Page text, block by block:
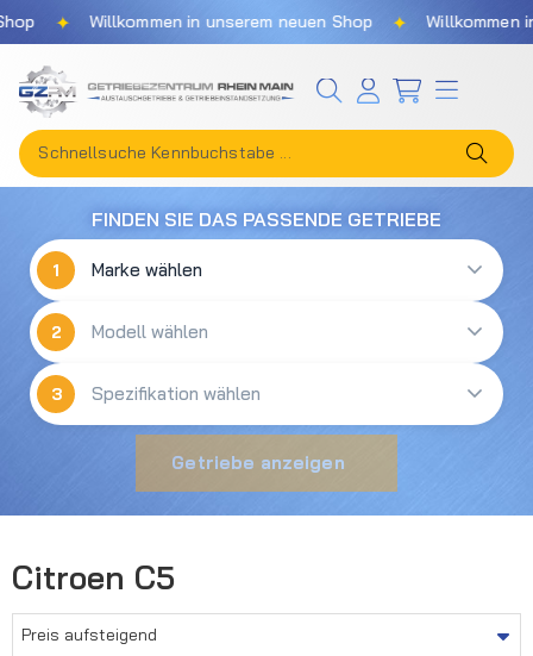
Zum Hauptinhalt springen
Willkommen in unserem neuen Shop Willkommen
FINDEN SIE DAS PASSENDE GETRIEBE
1
2
3
Getriebe anzeigen
Citroen C5